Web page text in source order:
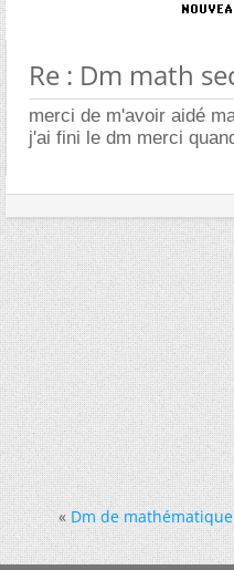
Re : Dm math
merci de m'avoir aidé
j'ai fini le dm merci
« Dm de mathématique